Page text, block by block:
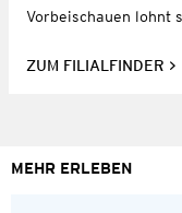
Vorbeischauen lohnt
ZUM FILIALFINDER
MEHR ERLEBEN